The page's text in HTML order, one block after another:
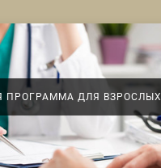
ПРОГРАММА ДЛЯ ВЗРОСЛЫХ